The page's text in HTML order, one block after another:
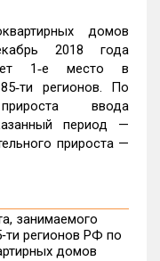
домов
2018 года
1‑е место в
регионов. По
ввода
период —
прироста —